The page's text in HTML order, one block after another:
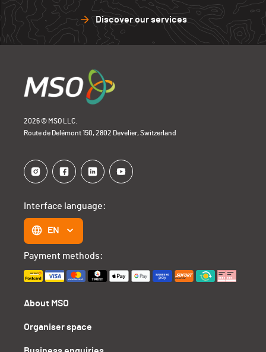
Discover our services
2026 © MSO LLC.
Route de Delémont 150, 2802 Develier, Switzerland
About MSO
Organiser space
Interface language:
EN
Payment methods: